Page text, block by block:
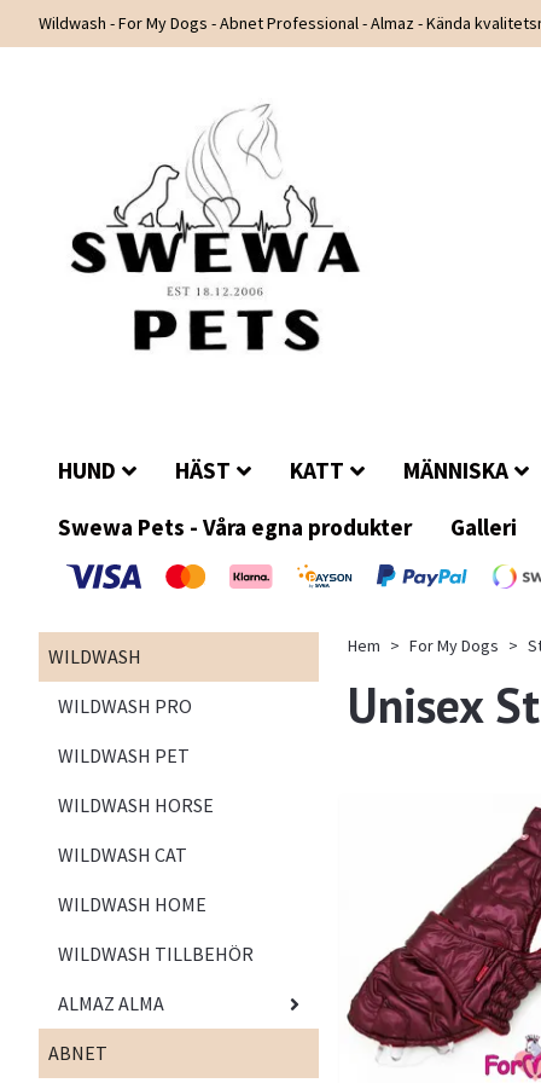
Wildwash - For My Dogs - Abnet Professional - Almaz - Kända
HUND HÄST KATT
MÄNNISKA
Swewa Pets - Våra egna produkter
Galleri
WILDWASH
WILDWASH PRO
WILDWASH PET
WILDWASH HORSE
WILDWASH CAT
WILDWASH HOME
WILDWASH TILLBEHÖR
ALMAZ ALMA
ABNET
Hem For My Dogs
Unisex